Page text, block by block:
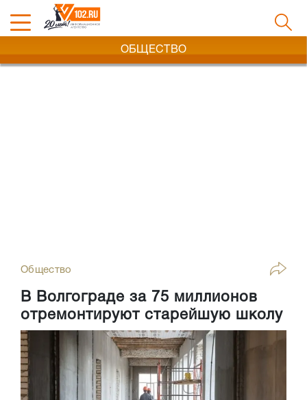
ОБЩЕСТВО
Общество
В Волгограде за 75 миллионов
отремонтируют старейшую школу